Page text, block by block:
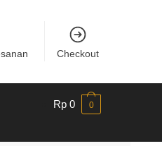
Checkout
Rp 0 0